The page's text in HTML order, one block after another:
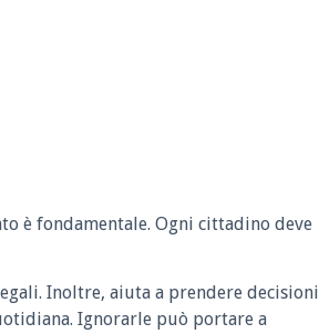
è fondamentale. Ogni cittadino deve
Inoltre, aiuta a prendere decisioni
Ignorarle può portare a